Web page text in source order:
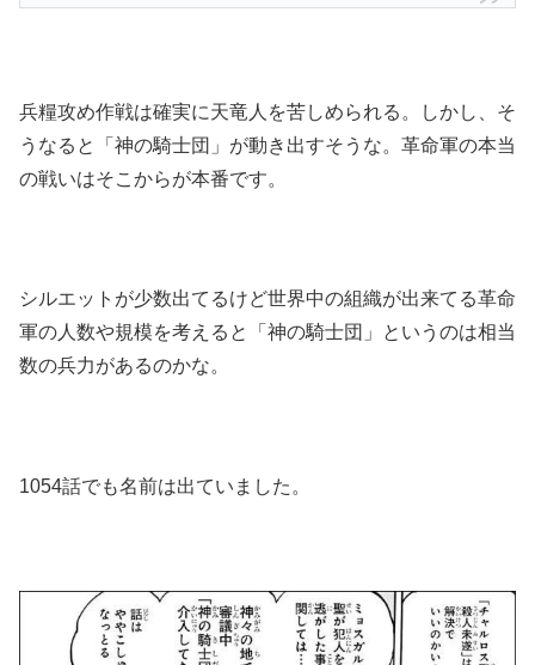
兵糧攻め作戦は確実に天竜人を苦しめられる。しかし、そ
うなると「神の騎士団」が動き出すそうな。革命軍の本当
の戦いはそこからが本番です。
シルエットが少数出てるけど世界中の組織が出来てる革命
軍の人数や規模を考えると「神の騎士団」というのは相当
数の兵力があるのかな。
1054話でも名前は出ていました。